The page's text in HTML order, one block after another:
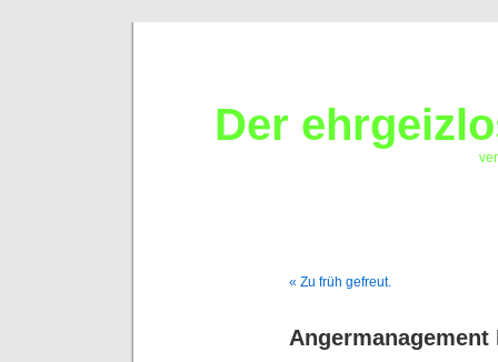
Der
« Zu früh gefreut.
Angermanagement